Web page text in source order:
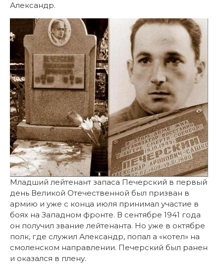
Александр.
Младший лейтенант запаса Печерский в первый
день Великой Отечественной был призван в
армию и уже с конца июля принимал участие в
боях на Западном фронте. В сентябре 1941 года
он получил звание лейтенанта. Но уже в октябре
полк, где служил Александр, попал а «котел» на
смоленском направлении. Печерский был ранен
и оказался в плену.